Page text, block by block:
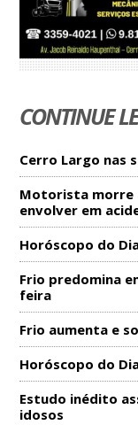
CONTINUE
Cerro Largo nas
Motorista morre
envolver em
Horóscopo do
Frio predomina
feira
Frio aumenta e
Horóscopo do
Estudo inédito
idosos